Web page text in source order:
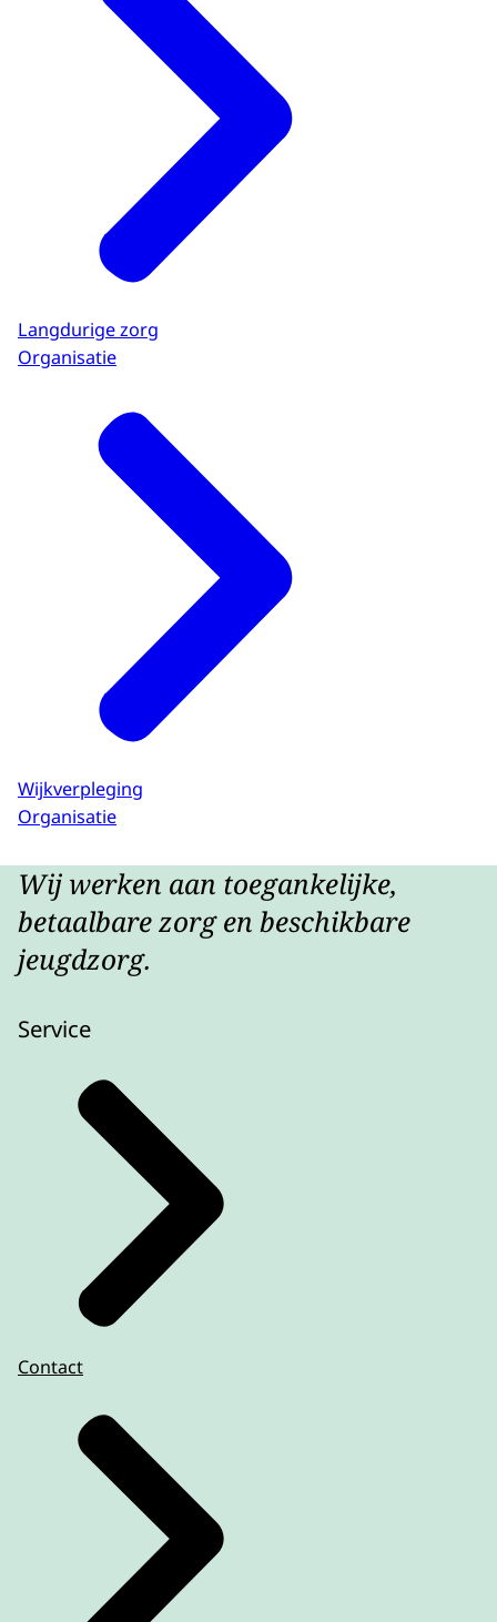
Langdurige zorg
Organisatie
Wijkverpleging
Organisatie
Wij werken aan toegankelijke,
betaalbare zorg en beschikbare
jeugdzorg.
Service
Contact